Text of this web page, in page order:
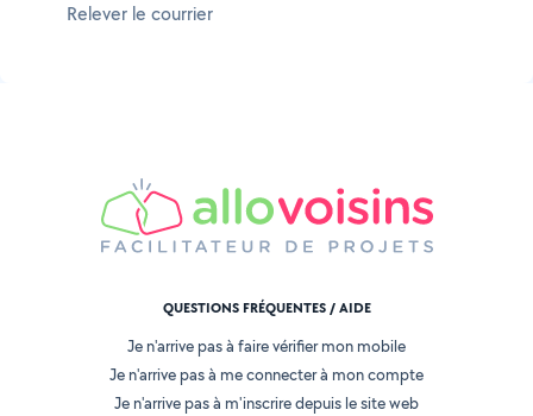
Relever le courrier
QUESTIONS FRÉQUENTES / AIDE
Je n'arrive pas à faire vérifier mon mobile
Je n'arrive pas à me connecter à mon compte
Je n'arrive pas à m'inscrire depuis le site web